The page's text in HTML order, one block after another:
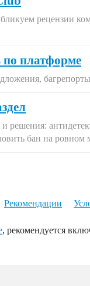
рецензии
по платформе
решения:
бан на ровном
Рекомендации
, рекомендуется